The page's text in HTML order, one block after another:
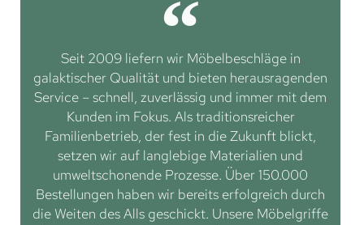
Seit 2009 liefern wir Möbelbeschläge in
galaktischer Qualität und bieten herausragenden
Service – schnell, zuverlässig und immer mit dem
Kunden im Fokus. Als traditionsreicher
Familienbetrieb, der fest in die Zukunft blickt,
setzen wir auf langlebige Materialien und
umweltschonende Prozesse. Über 150.000
Bestellungen haben wir bereits erfolgreich durch
die Weiten des Alls geschickt. Unsere Möbelgriffe